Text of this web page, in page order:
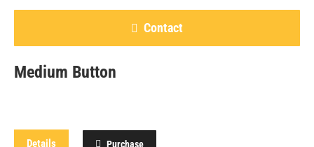
Contact
Medium Button
Details Purchase